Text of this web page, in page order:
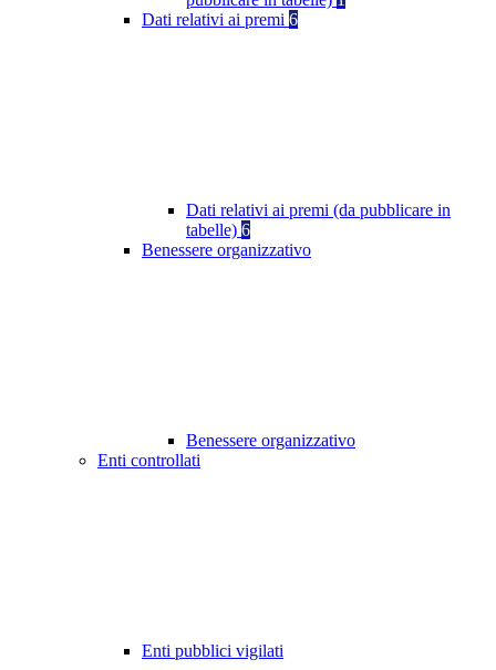
Dati relativi ai premi 6
Dati relativi ai premi (da pubblicare in
tabelle) 6
Benessere organizzativo
Benessere organizzativo
Enti controllati
Enti pubblici vigilati